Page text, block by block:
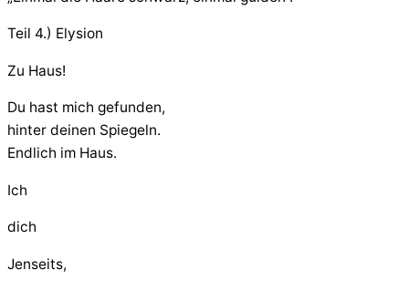
Teil 4.) Elysion
Zu Haus!
Du hast mich gefunden,
hinter deinen Spiegeln.
Endlich im Haus.
Ich
dich
Jenseits,